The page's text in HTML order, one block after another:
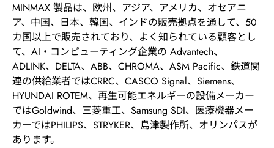
MINMAX 製品は、欧州、アジア、アメリカ、オセアニ
ア、中国、日本、韓国、インドの販売拠点を通して、50
カ国以上で販売されており、よく知られている顧客とし
て、AI・コンピューティング企業の Advantech、
ADLINK、DELTA、ABB、CHROMA、ASM Pacific、鉄道関
連の供給業者ではCRRC、CASCO Signal、Siemens、
HYUNDAI ROTEM、再生可能エネルギーの設備メーカー
ではGoldwind、三菱重工、Samsung SDI、医療機器メー
カーではPHILIPS、STRYKER、島津製作所、オリンパスが
あります。